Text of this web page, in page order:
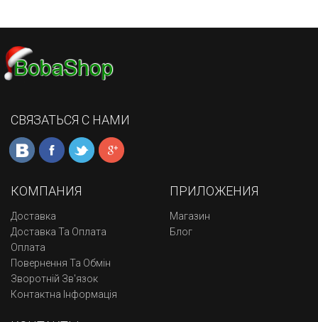
СВЯЗАТЬСЯ С НАМИ
КОМПАНИЯ
Доставка
Доставка Та Оплата
Оплата
Повернення Та Обмін
Зворотній Зв'язок
Контактна Інформація
ПРИЛОЖЕНИЯ
Магазин
Блог